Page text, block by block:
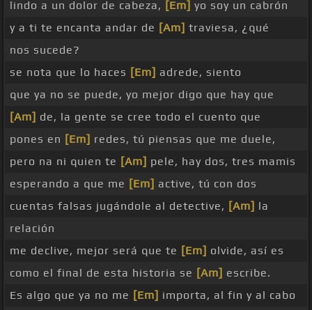
lindo a un dolor de cabeza, [Em] yo soy un cabrón
y a ti te encanta andar de [Am] traviesa, ¿qué
nos sucede?
se nota que lo haces [Em] adrede, siento
que ya no se puede, yo mejor digo que hay que
[Am] de, la gente se cree todo el cuento que
pones en [Em] redes, tú piensas que me duele,
pero na ni quien te [Am] pele, hay dos, tres mamis
esperando a que me [Em] active, tú con dos
cuentas falsas jugándole al detective, [Am] la
relación
me declive, mejor será que te [Em] olvide, así es
como el final de esta historia se [Am] escribe.
Es algo que ya no me [Em] importa, al fin y al cabo